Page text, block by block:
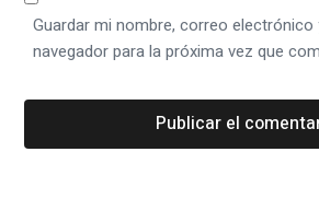
Guardar mi nombre, correo electrónico
navegador para la próxima vez que